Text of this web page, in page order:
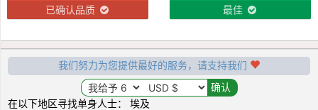
已确认品质 最佳
我们努力为您提供最好的服务，请支持我们
在以下地区寻找单身人士： 埃及